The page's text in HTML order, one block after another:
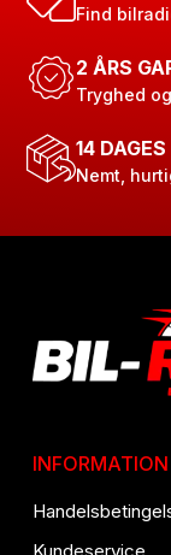
Find
2 ÅRS
Tryghed
14
Nemt,
INFORMATION